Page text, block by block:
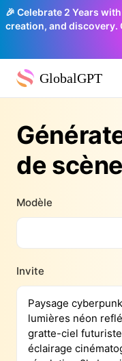
🎉 Celebrate 2 Years
creation, and discovery.
GlobalGPT
de
Modèle
Invite